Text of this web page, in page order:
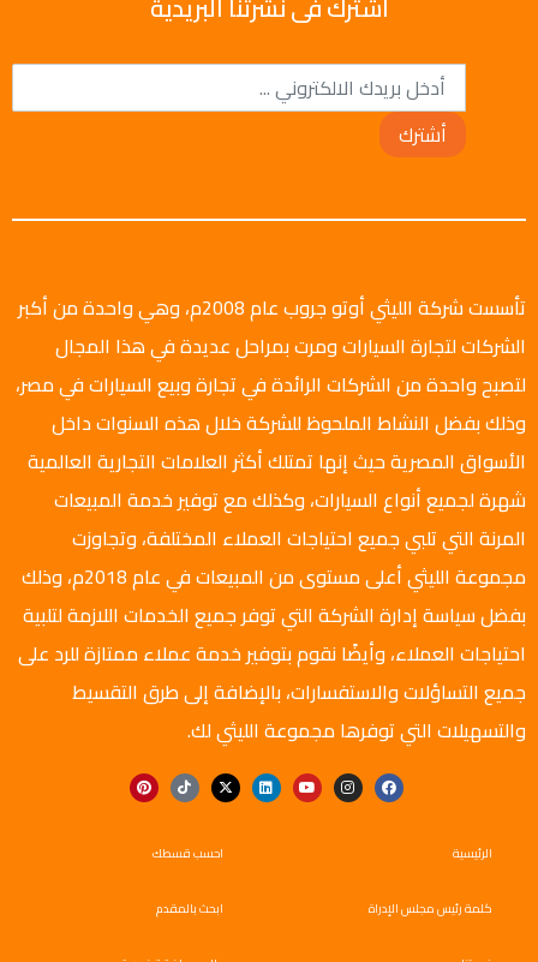
أشترك
تأسست شركة الليثي أوتو جروب عام 2008م، وهي واحدة من أكبر
الشركات لتجارة السيارات ومرت بمراحل عديدة في هذا المجال
لتصبح واحدة من الشركات الرائدة في تجارة وبيع السيارات في مصر،
وذلك بفضل النشاط الملحوظ للشركة خلال هذه السنوات داخل
الأسواق المصرية حيث إنها تمتلك أكثر العلامات التجارية العالمية
شهرة لجميع أنواع السيارات، وكذلك مع توفير خدمة المبيعات
المرنة التي تلبي جميع احتياجات العملاء المختلفة، وتجاوزت
مجموعة الليثي أعلى مستوى من المبيعات في عام 2018م، وذلك
بفضل سياسة إدارة الشركة التي توفر جميع الخدمات اللازمة لتلبية
احتياجات العملاء، وأيضًا نقوم بتوفير خدمة عملاء ممتازة للرد على
جميع التساؤلات والاستفسارات، بالإضافة إلى طرق التقسيط
والتسهيلات التي توفرها مجموعة الليثي لك.
الرئيسية
كلمة رئيس مجلس الإدراة
احسب قسطك
ابحث بالمقدم